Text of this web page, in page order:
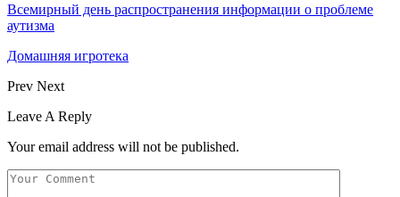
Всемирный день распространения информации о проблеме
аутизма
Домашняя игротека
Prev Next
Leave A Reply
Your email address will not be published.